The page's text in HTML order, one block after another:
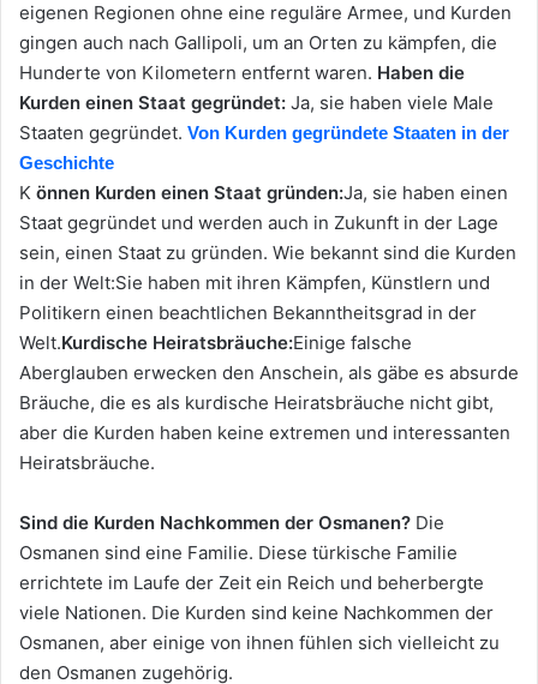
eigenen Regionen ohne eine reguläre Armee, und Kurden
gingen auch nach Gallipoli, um an Orten zu kämpfen, die
Hunderte von Kilometern entfernt waren. Haben die
Kurden einen Staat gegründet: Ja, sie haben viele Male
Staaten gegründet. Von Kurden gegründete Staaten in der
Geschichte
K önnen Kurden einen Staat gründen:Ja, sie haben einen
Staat gegründet und werden auch in Zukunft in der Lage
sein, einen Staat zu gründen. Wie bekannt sind die Kurden
in der Welt:Sie haben mit ihren Kämpfen, Künstlern und
Politikern einen beachtlichen Bekanntheitsgrad in der
Welt.Kurdische Heiratsbräuche:Einige falsche
Aberglauben erwecken den Anschein, als gäbe es absurde
Bräuche, die es als kurdische Heiratsbräuche nicht gibt,
aber die Kurden haben keine extremen und interessanten
Heiratsbräuche.
Sind die Kurden Nachkommen der Osmanen? Die
Osmanen sind eine Familie. Diese türkische Familie
errichtete im Laufe der Zeit ein Reich und beherbergte
viele Nationen. Die Kurden sind keine Nachkommen der
Osmanen, aber einige von ihnen fühlen sich vielleicht zu
den Osmanen zugehörig.